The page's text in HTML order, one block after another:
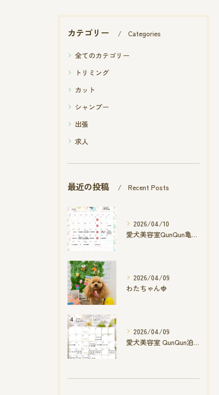
カテゴリー Categories
全てのカテゴリー
トリミング
カット
シャンプー
出張
求人
最近の投稿 Recent Posts
2026/04/10
愛犬美容室QunQun亀山エコー店
2026/04/09
わたちゃん🍓
2026/04/09
愛犬美容室 QunQun泊店 4月空き状況です